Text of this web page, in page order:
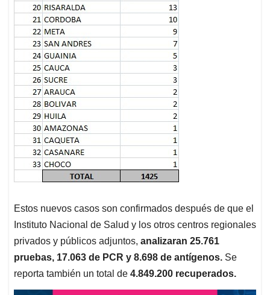
Estos nuevos casos son confirmados después de que el
Instituto Nacional de Salud y los otros centros regionales
privados y públicos adjuntos, analizaran 25.761
pruebas, 17.063 de PCR y 8.698 de antígenos. Se
reporta también un total de 4.849.200 recuperados.